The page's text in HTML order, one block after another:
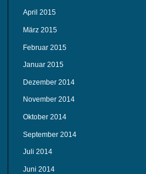
April 2015
März 2015
Februar 2015
Januar 2015
Dezember 2014
November 2014
Oktober 2014
September 2014
Juli 2014
Juni 2014